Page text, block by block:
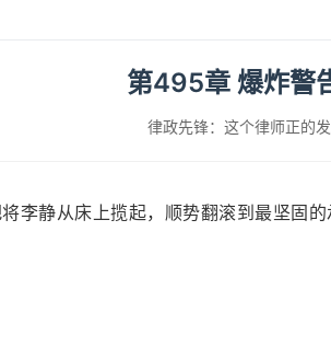
第495章 爆炸警
律政先锋：这个律师正的发
李静从床上揽起，顺势翻滚到最坚固